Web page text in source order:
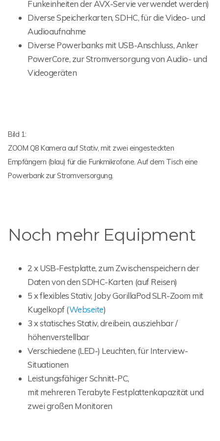
Funkeinheiten der AVX-Servie verwendet werden)
Diverse Speicherkarten, SDHC, für die Video- und
Audioaufnahme
Diverse Powerbanks mit USB-Anschluss, Anker
PowerCore, zur Stromversorgung von Audio- und
Videogeräten
Bild 1:
ZOOM Q8 Kamera auf Stativ, mit zwei eingesteckten
Empfängern (blau) für die Funkmikrofone. Auf dem Tisch eine
Powerbank zur Stromversorgung.
Noch mehr Equipment
2 x USB-Festplatte, zum Zwischenspeichern der
Daten von den SDHC-Karten (auf Reisen)
5 x flexibles Stativ, Joby GorillaPod SLR-Zoom mit
Kugelkopf (Webseite)
3 x statisches Stativ, dreibein, ausziehbar /
höhenverstellbar
Verschiedene (LED-) Leuchten, für Interview-
Situationen
Leistungsfähiger Schnitt-PC,
mit mehreren Terabyte Festplattenkapazität und
zwei großen Monitoren